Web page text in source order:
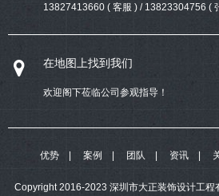
13827413660 ( 客服 ) / 13823304756 (
在地图上找到我们
欢迎阁下莅临公司参观指导！
优势 案例 团队 资讯
Copyright 2016-2023 深圳市大正装饰设计工程